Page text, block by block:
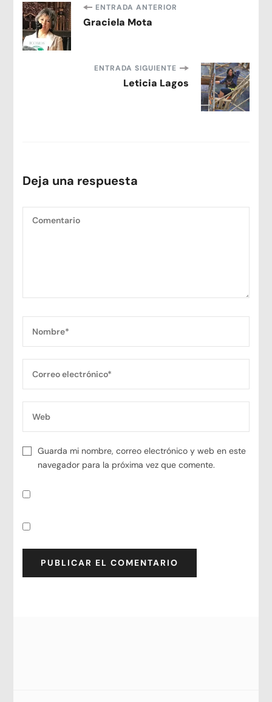
Navegación
de
entradas
ENTRADA ANTERIOR
Graciela Mota
ENTRADA SIGUIENTE
Leticia Lagos
Deja una respuesta
Guarda mi nombre, correo electrónico y web en este
navegador para la próxima vez que comente.